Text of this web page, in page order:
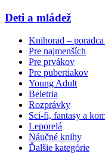
Deti a mládež
Knihorad –
Pre najmenších
Pre prvákov
Pre pubertiakov
Young Adult
Beletria
Rozprávky
Sci-fi, fantasy a
Leporelá
Náučné knihy
Ďalšie kategórie